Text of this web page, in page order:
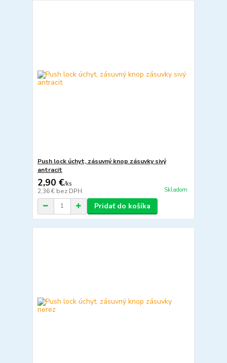
Push lock úchyt, zásuvný knop zásuvky sivý
antracit
2,90 €/ks
2,36 € bez DPH Skladom
Pridať do košíka